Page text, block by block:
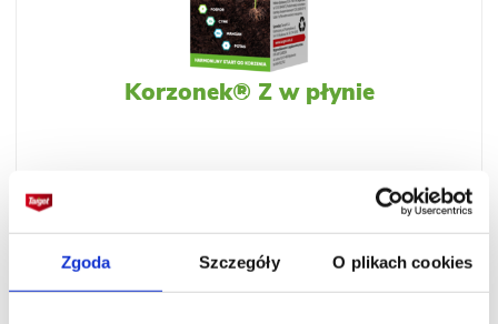
Zgoda Szczegóły O plikach cookies
Korzonek® Z w płynie